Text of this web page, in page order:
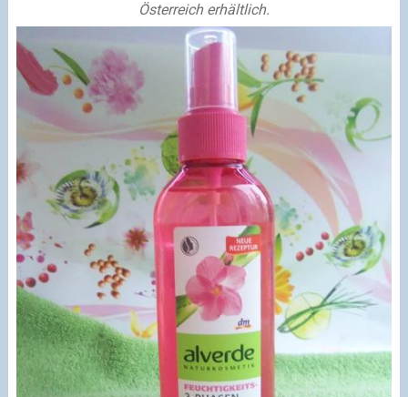
Österreich erhältlich.